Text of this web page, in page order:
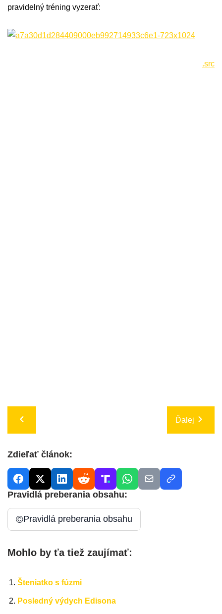
pravidelný tréning vyzerať:
.src
Ďalej
Zdieľať článok:
Pravidlá preberania obsahu:
©Pravidlá preberania obsahu
Mohlo by ťa tiež zaujímať:
Šteniatko s fúzmi
Posledný výdych Edisona